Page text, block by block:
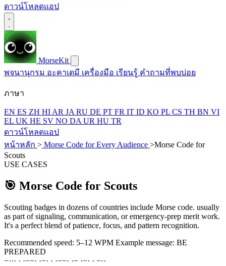
ดาวน์โหลดแอป
MorseKit
พจนานุกรม อะคาเดมี เครื่องมือ เรียนรู้ คำถามที่พบบ่อย
ภาษา
EN ES ZH HI AR JA RU DE PT FR IT ID KO PL CS TH BN VI
EL UK HE SV NO DA UR HU TR
ดาวน์โหลดแอป
หน้าหลัก > Morse Code for Every Audience >Morse Code for
Scouts
USE CASES
🎯 Morse Code for Scouts
Scouting badges in dozens of countries include Morse code. usually
as part of signaling, communication, or emergency-prep merit work.
It's a perfect blend of patience, focus, and pattern recognition.
Recommended speed: 5–12 WPM Example message: BE
PREPARED
−··· · ·−−· ·−· · ·−−· ·− ·−· · −··